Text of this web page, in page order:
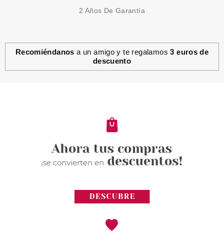
2 Años De Garantía
Recomiéndanos a un amigo y te regalamos3 euros de
descuento